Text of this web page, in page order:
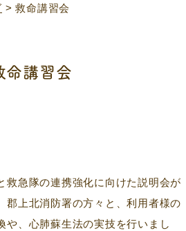
>救命講習会
命講習会
救急隊の連携強化に向けた説明会が
郡上北消防署の方々と、利用者様の
や、心肺蘇生法の実技を行いまし